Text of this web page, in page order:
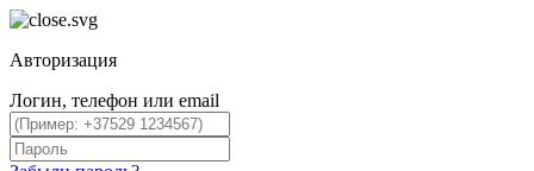
Авторизация
Логин, телефон или email